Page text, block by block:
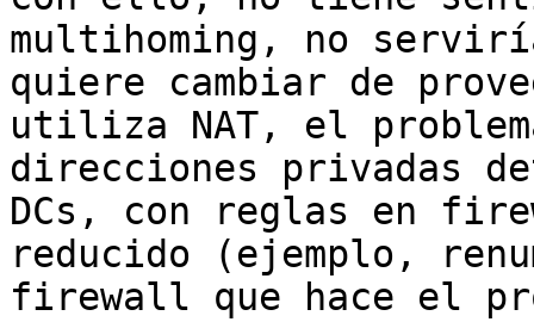
multihoming, no
quiere cambiar de
utiliza NAT, el
direcciones privadas
DCs, con reglas en
reducido (ejemplo,
firewall que hace el